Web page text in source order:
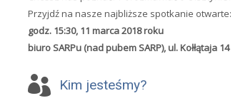
Przyjdź na nasze najbliższe spotkanie otwarte:
godz. 15:30, 11 marca 2018 roku
biuro SARPu (nad pubem SARP), ul. Kołłątaja 14
Kim jesteśmy?